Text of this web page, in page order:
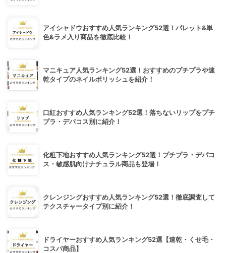
アイシャドウおすすめ人気ランキング52選！パレット&単
色&ラメ入り商品を徹底比較！
マニキュア人気ランキング52選！おすすめのプチプラや速
乾タイプのネイルポリッシュを紹介！
口紅おすすめ人気ランキング52選！落ちないリップをプチ
プラ・デパコス別に紹介！
化粧下地おすすめ人気ランキング52選！プチプラ・デパコ
ス・敏感肌向けナチュラル商品も登場！
クレンジングおすすめ人気ランキング52選！徹底調査して
テクスチャータイプ別に紹介！
ドライヤーおすすめ人気ランキング52選【速乾・くせ毛・
コスパ商品】